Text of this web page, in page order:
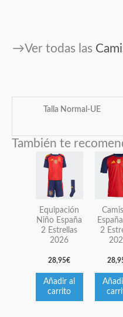
→Ver todas las
Talla Normal-UE
También te
Equipación
Niño España
2 Estrellas
2026
28,95€
Añadir al
carrito
2